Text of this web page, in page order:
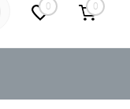
0 0